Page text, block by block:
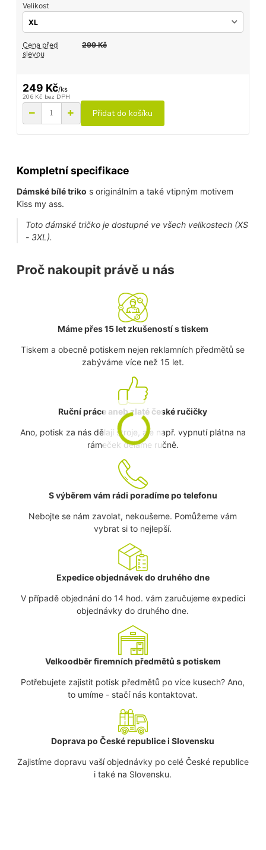
Velikost
Cena před
slevou
299 Kč
249 Kč/ks
206 Kč bez DPH
Přidat do košíku
Kompletní specifikace
Dámské bílé triko s originálním a také vtipným motivem
Kiss my ass.
Toto dámské tričko je dostupné ve všech velikostech (XS
- 3XL).
Proč nakoupit právě u nás
Máme přes 15 let zkušeností s tiskem
Tiskem a obecně potiskem nejen reklamních předmětů se
zabýváme více než 15 let.
Ruční práce aneb zlaté české ručičky
Ano, potisk za nás dělají stroje, ale např. vypnutí plátna na
rámeček děláme ručně.
S výběrem vám rádi poradíme po telefonu
Nebojte se nám zavolat, nekoušeme. Pomůžeme vám
vybrat si to nejlepší.
Expedice objednávek do druhého dne
V případě objednání do 14 hod. vám zaručujeme expedici
objednávky do druhého dne.
Velkoodběr firemních předmětů s potiskem
Potřebujete zajistit potisk předmětů po více kusech? Ano,
to umíme - stačí nás kontaktovat.
Doprava po České republice i Slovensku
Zajistíme dopravu vaší objednávky po celé České republice
i také na Slovensku.